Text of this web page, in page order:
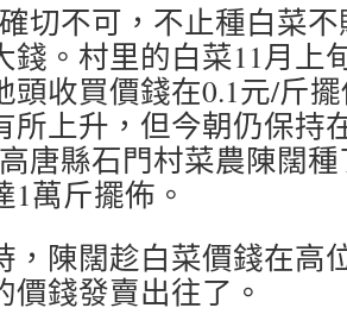
切不可，不止種白菜
錢。村里的白菜11月上
頭收買價錢在0.1元/斤
所上升，但今朝仍保持
唐縣石門村菜農陳闊
1萬斤擺佈。
，陳闊趁白菜價錢在高
價錢發賣出往了。